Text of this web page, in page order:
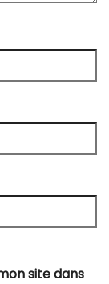
site dans